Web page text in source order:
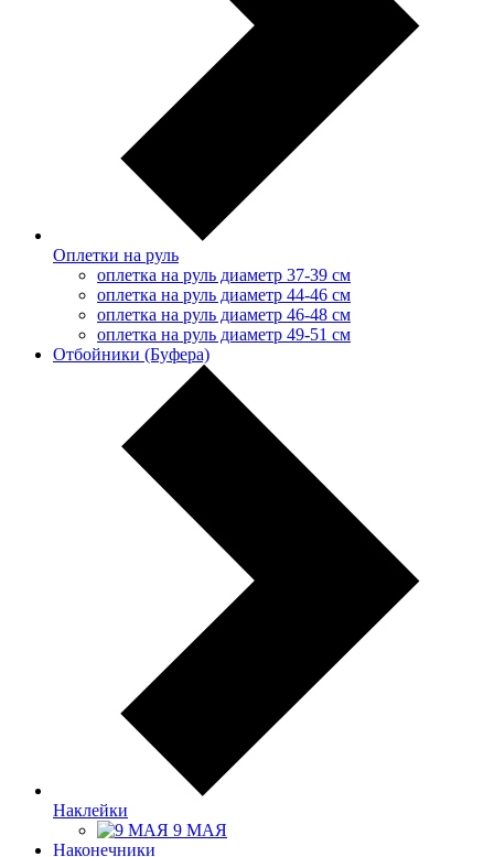
Оплетки на руль
оплетка на руль диаметр 37-39 см
оплетка на руль диаметр 44-46 см
оплетка на руль диаметр 46-48 см
оплетка на руль диаметр 49-51 см
Отбойники (Буфера)
Наклейки
9 МАЯ
Наконечники